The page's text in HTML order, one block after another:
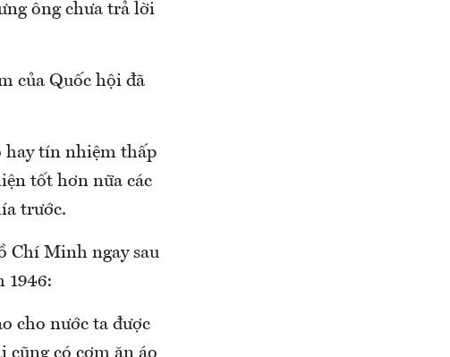
ông chưa trả lời
của Quốc hội đã
hay tín nhiệm thấp
tốt hơn nữa các
trước.
Chí Minh ngay sau
1946:
cho nước ta được